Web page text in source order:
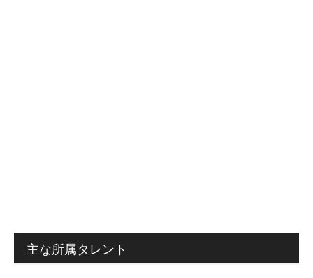
主な所属タレント